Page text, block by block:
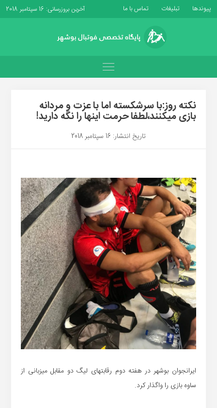
پیوندها تبلیغات تماس با ما آخرین بروزرسانی: 16 سپتامبر 2018
نکته روز:با سرشکسته اما با عزت و مردانه
بازی میکنند،لطفا حرمت اینها را نگه دارید!
تاریخ انتشار: 16 سپتامبر 2018
ایرانجوان بوشهر در هفته دوم رقابتهای لیگ دو مقابل میزبانی از
ساوه بازی را واگذار کرد.